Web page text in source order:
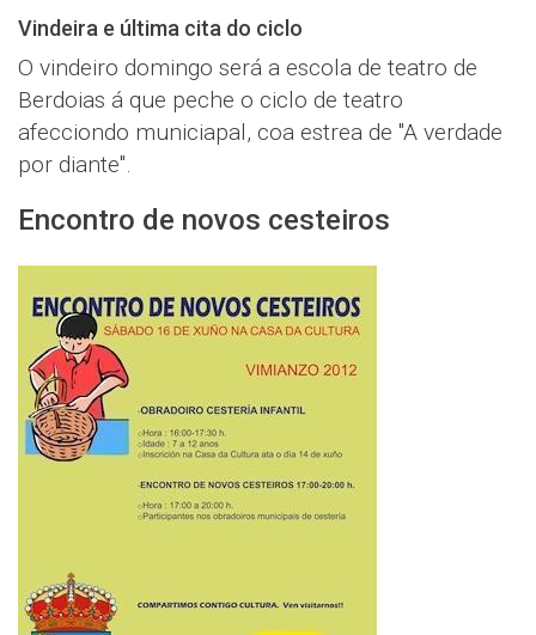
Vindeira e última cita do ciclo
O vindeiro domingo será a escola de teatro de
Berdoias á que peche o ciclo de teatro
afecciondo municiapal, coa estrea de "A verdade
por diante".
Encontro de novos cesteiros